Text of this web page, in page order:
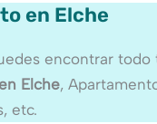
en Elche
encontrar todo
Elche,
etc.